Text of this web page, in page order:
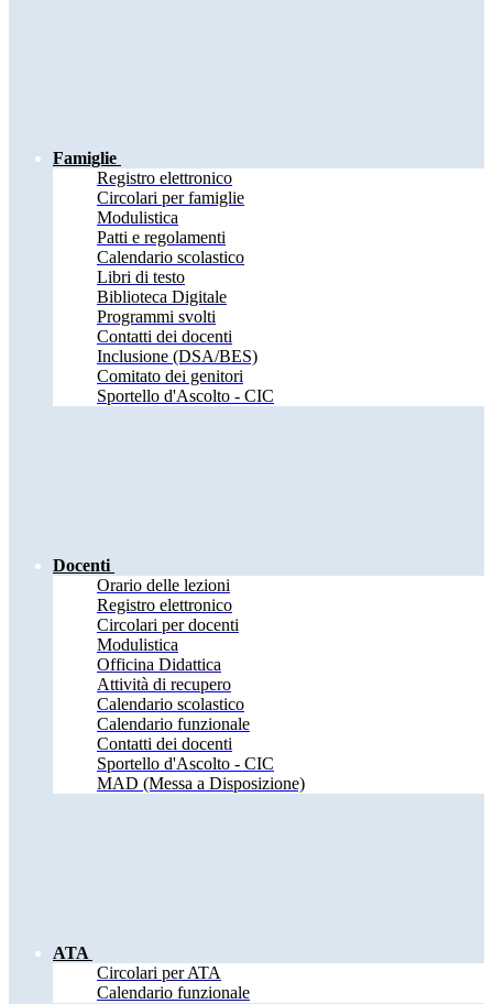
Famiglie
Registro elettronico
Circolari per famiglie
Modulistica
Patti e regolamenti
Calendario scolastico
Libri di testo
Biblioteca Digitale
Programmi svolti
Contatti dei docenti
Inclusione (DSA/BES)
Comitato dei genitori
Sportello d'Ascolto - CIC
Docenti
Orario delle lezioni
Registro elettronico
Circolari per docenti
Modulistica
Officina Didattica
Attività di recupero
Calendario scolastico
Calendario funzionale
Contatti dei docenti
Sportello d'Ascolto - CIC
MAD (Messa a Disposizione)
ATA
Circolari per ATA
Calendario funzionale